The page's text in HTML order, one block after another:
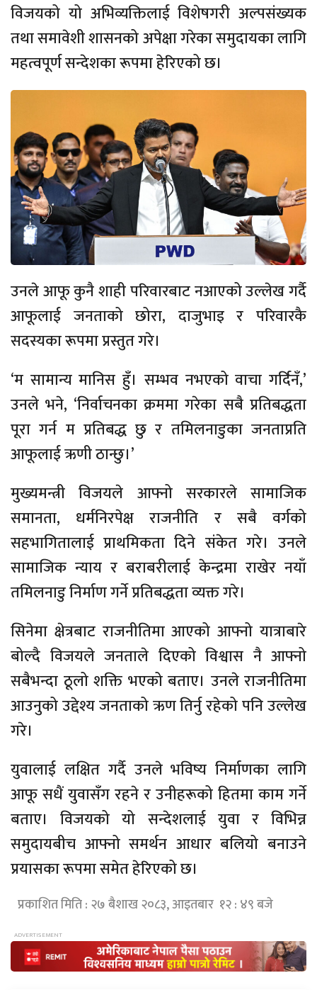
विजयको यो अभिव्यक्तिलाई विशेषगरी अल्पसंख्यक
तथा समावेशी शासनको अपेक्षा गरेका समुदायका लागि
महत्वपूर्ण सन्देशका रूपमा हेरिएको छ।
उनले आफू कुनै शाही परिवारबाट नआएको उल्लेख गर्दै
आफूलाई जनताको छोरा, दाजुभाइ र परिवारकै
सदस्यका रूपमा प्रस्तुत गरे।
‘म सामान्य मानिस हुँ। सम्भव नभएको वाचा गर्दिनँ,’
उनले भने, ‘निर्वाचनका क्रममा गरेका सबै प्रतिबद्धता
पूरा गर्न म प्रतिबद्ध छु र तमिलनाडुका जनताप्रति
आफूलाई ऋणी ठान्छु।’
मुख्यमन्त्री विजयले आफ्नो सरकारले सामाजिक
समानता, धर्मनिरपेक्ष राजनीति र सबै वर्गको
सहभागितालाई प्राथमिकता दिने संकेत गरे। उनले
सामाजिक न्याय र बराबरीलाई केन्द्रमा राखेर नयाँ
तमिलनाडु निर्माण गर्ने प्रतिबद्धता व्यक्त गरे।
सिनेमा क्षेत्रबाट राजनीतिमा आएको आफ्नो यात्राबारे
बोल्दै विजयले जनताले दिएको विश्वास नै आफ्नो
सबैभन्दा ठूलो शक्ति भएको बताए। उनले राजनीतिमा
आउनुको उद्देश्य जनताको ऋण तिर्नु रहेको पनि उल्लेख
गरे।
युवालाई लक्षित गर्दै उनले भविष्य निर्माणका लागि
आफू सधैं युवासँग रहने र उनीहरूको हितमा काम गर्ने
बताए। विजयको यो सन्देशलाई युवा र विभिन्न
समुदायबीच आफ्नो समर्थन आधार बलियो बनाउने
प्रयासका रूपमा समेत हेरिएको छ।
प्रकाशित मिति : २७ बैशाख २०८३, आइतबार १२ : ४९ बजे